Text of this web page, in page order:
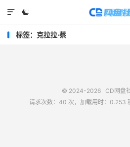


标签：克拉拉·蔡
© 2024-2026 CD网盘
请求次数：40 次，加载用时：0.253